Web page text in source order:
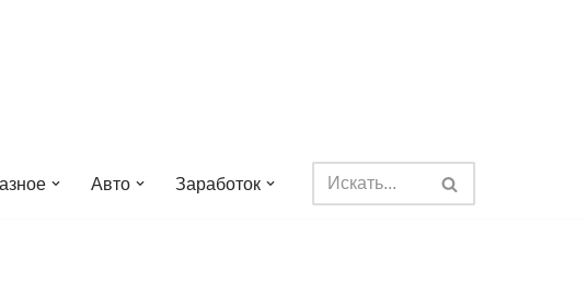
Авто Заработок